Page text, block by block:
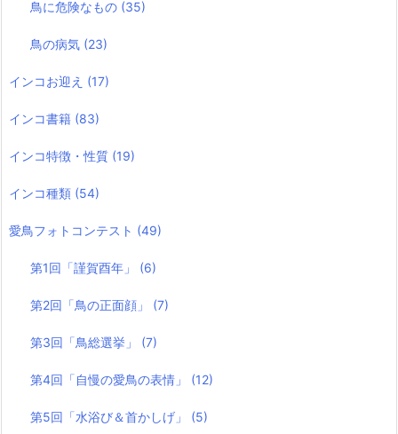
鳥に危険なもの (35)
鳥の病気 (23)
インコお迎え (17)
インコ書籍 (83)
インコ特徴・性質 (19)
インコ種類 (54)
愛鳥フォトコンテスト (49)
第1回「謹賀酉年」 (6)
第2回「鳥の正面顔」 (7)
第3回「鳥総選挙」 (7)
第4回「自慢の愛鳥の表情」 (12)
第5回「水浴び＆首かしげ」 (5)